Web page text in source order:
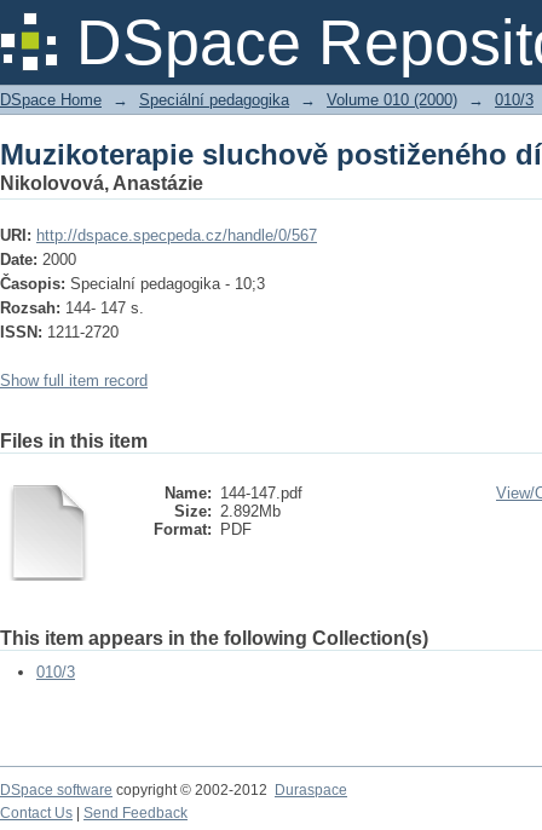
DSpace
Muzikoterapie sluchově postiženého
DSpace Home → Speciální pedagogika → Volume 010 (2000) → 010/3
Muzikoterapie sluchově postiženého
Nikolovová, Anastázie
URI: http://dspace.specpeda.cz/handle/0/567
Date: 2000
Časopis: Specialní pedagogika - 10;3
Rozsah: 144- 147 s.
ISSN: 1211-2720
Show full item record
Files in this item
Name: 144-147.pdf
Size: 2.892Mb
Format:
PDF
View/
This item appears in the following Collection(s)
010/3
DSpace software copyright © 2002-2012
Duraspace
Contact Us
Send Feedback